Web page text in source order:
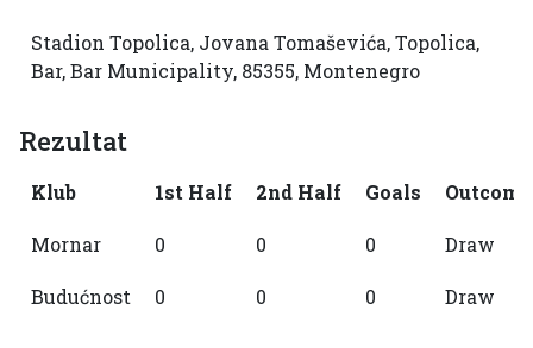
Stadion Topolica, Jovana Tomaševića, Topolica,
Bar, Bar Municipality, 85355, Montenegro
Rezultat
Klub 1st Half 2nd Half Goals Outcome
Mornar 0 0 0 Draw
Budućnost 0 0 0 Draw